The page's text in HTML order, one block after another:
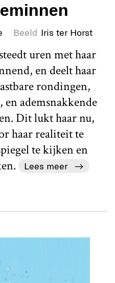
Beeld Iris ter Horst
uren met haar
en deelt haar
rondingen,
ademsnakkende
Dit lukt haar nu,
haar realiteit te
te kijken en
Lees meer